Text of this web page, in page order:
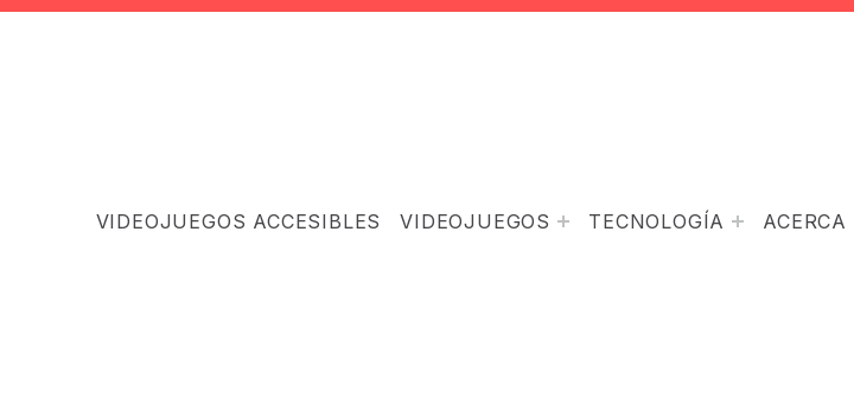
VIDEOJUEGOS ACCESIBLES VIDEOJUEGOS TECNOLOGÍA ACERCA